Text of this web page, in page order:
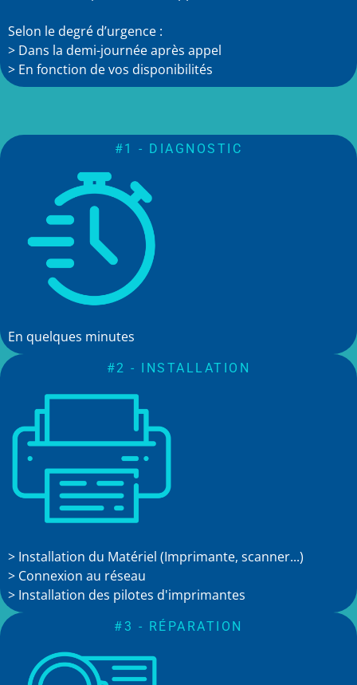
Selon le degré d’urgence :
> Dans la demi-journée après appel
> En fonction de vos disponibilités
#1 - DIAGNOSTIC
En quelques minutes
#2 - INSTALLATION
> Installation du Matériel (Imprimante, scanner...)
> Connexion au réseau
> Installation des pilotes d'imprimantes
#3 - RÉPARATION